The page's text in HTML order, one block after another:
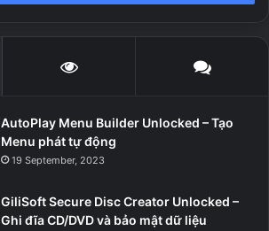
AutoPlay Menu Builder Unlocked – Tạo
Menu phát tự động
19 September, 2023
GiliSoft Secure Disc Creator Unlocked –
Ghi đĩa CD/DVD và bảo mật dữ liệu